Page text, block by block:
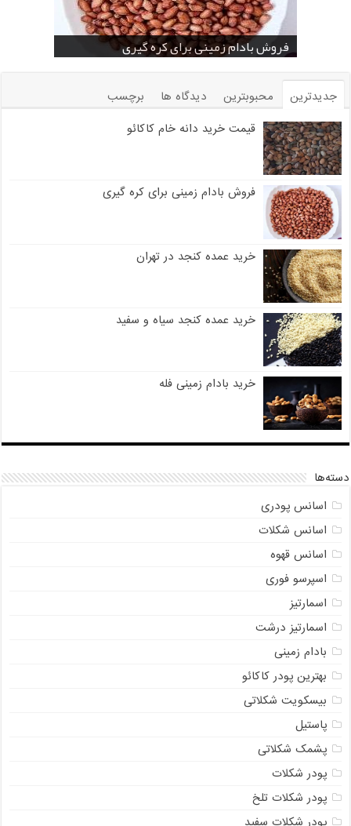
قیمت خرید دانه خام کاکائو
فروش بادام زمینی برای کره گیری
خرید عمده کنجد در تهران
خرید عمده کنجد سیاه و سفید
خرید بادام زمینی فله
خرید عمده کنجد سیاه
خرید عمده کنجد سفید
قیمت خرید کافی میت در کرمان
فروش انواع کنجد در یزد ( Sesame )
جدیدترین محبوبترین دیدگاه ها
برچسب
قیمت خرید دانه خام کاکائو
فروش بادام زمینی برای کره گیری
خرید عمده کنجد در تهران
خرید عمده کنجد سیاه و سفید
خرید بادام زمینی فله
دسته‌ها
اسانس پودری
اسانس شکلات
اسانس قهوه
اسپرسو فوری
اسمارتیز
اسمارتیز درشت
بادام زمینی
بهترین پودر کاکائو
بیسکویت شکلاتی
پاستیل
پشمک شکلاتی
پودر شکلات
پودر شکلات تلخ
پودر شکلات سفید